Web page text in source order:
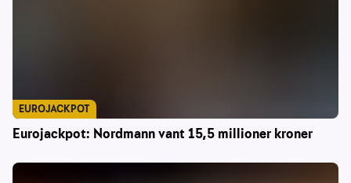
Eurojackpot: Nordmann vant 15,5 millioner kroner
EUROJACKPOT